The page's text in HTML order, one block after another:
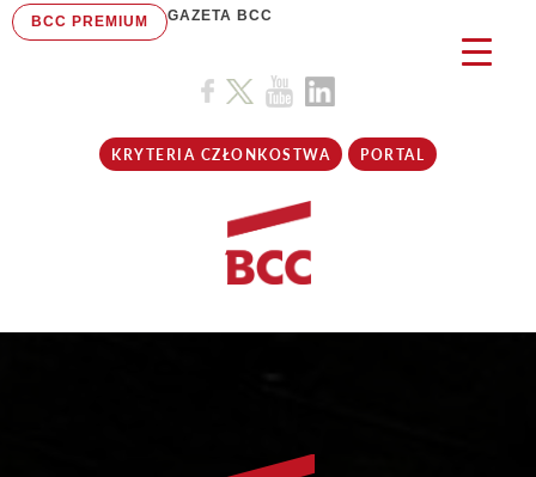
BCC PREMIUM GAZETA BCC
KRYTERIA CZŁONKOSTWA PORTAL